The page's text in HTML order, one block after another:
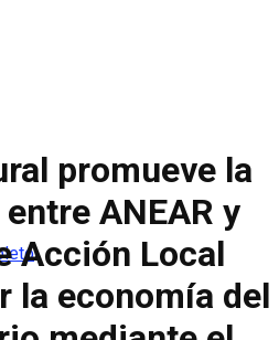
promueve la
ANEAR y
Acción Local
la economía del